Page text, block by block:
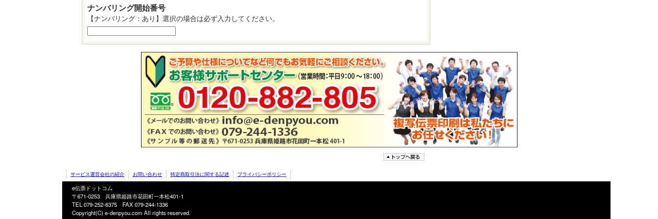
ナンバリング開始番号
【ナンバリング：あり】選択の場合は必ず入力してください。
サービス運営会社の紹介 お問い合わせ 特定商取引法に関する記述 プライバシーポリシー
e伝票ドットコム
〒671-0253 兵庫県姫路市花田町一本松401-1
TEL 079-252-6375 FAX 079-244-1336
Copyright(C) e-denpyou.com All rights reserved.